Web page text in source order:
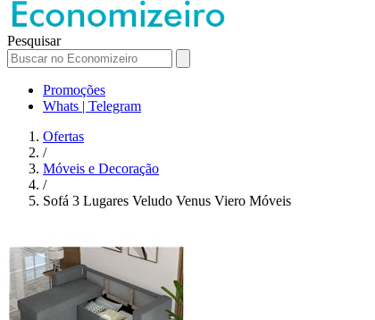
Pesquisar
Promoções
Whats | Telegram
Ofertas
/
Móveis e Decoração
/
Sofá 3 Lugares Veludo Venus Viero Móveis